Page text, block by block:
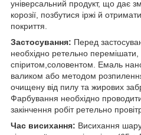
універсальний продукт, що дає
корозії, позбутися іржі й
покриття.
Застосування: Перед
необхідно ретельно
спіритом,соловентом. Емаль
валиком або методом
очищену від пилу та жирових
Фарбування необхідно
закінчення робіт ретельно
Час висихання: Висихання